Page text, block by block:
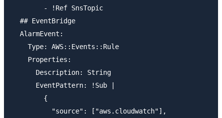
        - !Ref SnsTopic
  ## EventBridge
  AlarmEvent:
    Type: AWS::Events::Rule
    Properties:
      Description: String
      EventPattern: !Sub |
        {
          "source": ["aws.cloudwatch"],